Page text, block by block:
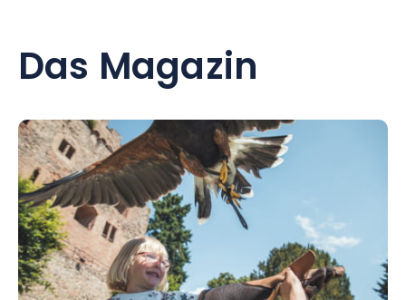
Das Magazin